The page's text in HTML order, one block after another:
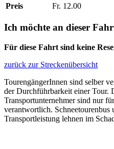
Preis
Fr. 12.00
Ich möchte an dieser
Für diese Fahrt sind keine
zurück zur Streckenübersicht
TourengängerInnen sind selber
der Durchführbarkeit einer Tour.
Transportunternehmer sind nur
verantwortlich. Schneetourenbus
Transportleistung lehnen im